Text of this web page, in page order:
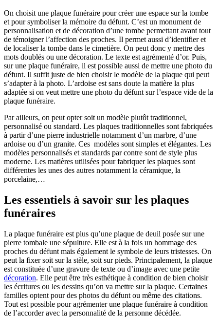
On choisit une plaque funéraire pour créer une espace sur la tombe
et pour symboliser la mémoire du défunt. C’est un monument de
personnalisation et de décoration d’une tombe permettant avant tout
de témoigner l’affection des proches. Il permet aussi d’identifier et
de localiser la tombe dans le cimetière. On peut donc y mettre des
mots doublés ou une décoration. Le texte est agrémenté d’or. Puis,
sur une plaque funéraire, il est possible aussi de mettre une photo du
défunt. Il suffit juste de bien choisir le modèle de la plaque qui peut
s’adapter à la photo. L’ardoise est sans doute la matière la plus
adaptée si on veut mettre une photo du défunt sur l’espace vide de la
plaque funéraire.
Par ailleurs, on peut opter soit un modèle plutôt traditionnel,
personnalisé ou standard. Les plaques traditionnelles sont fabriquées
à partir d’une pierre industrielle notamment d’un marbre, d’une
ardoise ou d’un granite. Ces modèles sont simples et élégantes. Les
modèles personnalisés et standards par contre sont de style plus
moderne. Les matières utilisées pour fabriquer les plaques sont
différentes les unes des autres notamment la céramique, la
porcelaine,…
Les essentiels à savoir sur les plaques
funéraires
La plaque funéraire est plus qu’une plaque de deuil posée sur une
pierre tombale une sépulture. Elle est à la fois un hommage des
proches du défunt mais également le symbole de leurs tristesses. On
peut la fixer soit sur la stèle, soit sur pieds. Principalement, la plaque
est constituée d’une gravure de texte ou d’image avec une petite
décoration. Elle peut être très esthétique à condition de bien choisir
les écritures ou les dessins qu’on va mettre sur la plaque. Certaines
familles optent pour des photos du défunt ou même des citations.
Tout est possible pour agrémenter une plaque funéraire à condition
de l’accorder avec la personnalité de la personne décédée.